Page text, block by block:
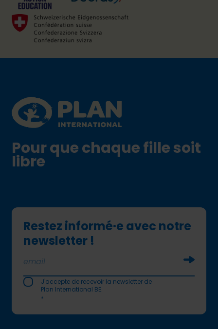
Plan International logo
Pour que chaque fille soit
libre
Restez informé·e avec notre
newsletter !
J'accepte de recevoir la newsletter de
Plan International BE.
*